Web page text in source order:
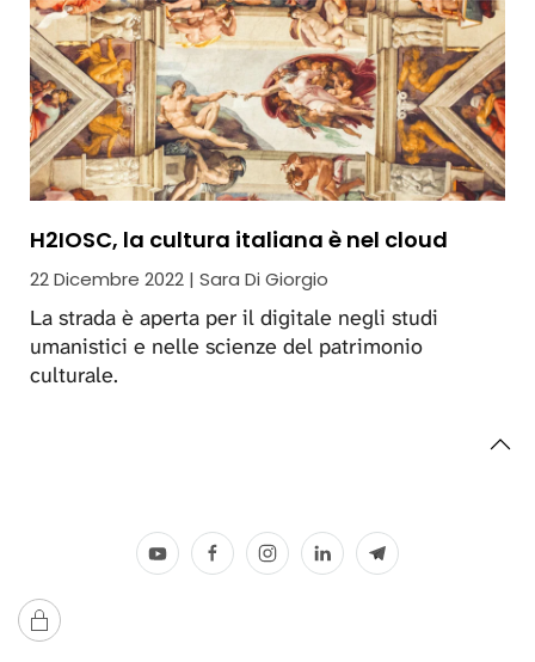
H2IOSC, la cultura italiana è nel cloud
22 Dicembre 2022 | Sara Di Giorgio
La strada è aperta per il digitale negli studi
umanistici e nelle scienze del patrimonio
culturale.